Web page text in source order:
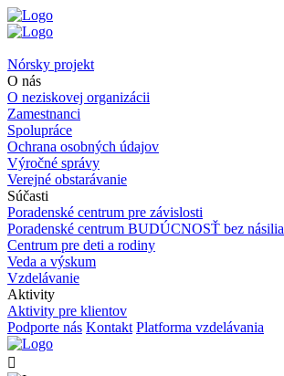
Nórsky projekt
O nás
O neziskovej organizácii
Zamestnanci
Spolupráce
Ochrana osobných údajov
Výročné správy
Verejné obstarávanie
Súčasti
Poradenské centrum pre závislosti
Poradenské centrum BUDÚCNOSŤ bez násilia
Centrum pre deti a rodiny
Veda a výskum
Vzdelávanie
Aktivity
Aktivity pre klientov
Podporte nás Kontakt Platforma vzdelávania
